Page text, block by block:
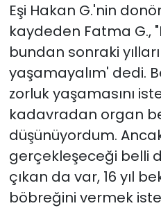
Eşi Hakan G.'nin
kaydeden Fatma G.,
bundan sonraki
yaşamayalım' dedi.
zorluk yaşamasını
kadavradan organ
düşünüyordum.
gerçekleşeceği belli
çıkan da var, 16 yıl
böbreğini vermek